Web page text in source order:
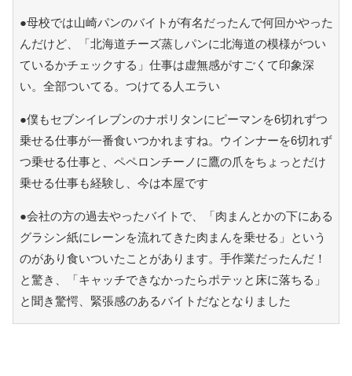
●母校では山崎パンのバイトが有名だったんで何回かやった
んだけど、「北海道チーズ蒸しパンに北海道の模様がつい
ているかチェックする」仕事は虚無感がすごくて印象深
い。全部ついてる。つけてる人エラい
●僕もセブンイレブンのナポリタンにピーマンを6切れずつ
乗せる仕事が一番食いつかれますね。ウインナーを6切れず
つ乗せる仕事と、ペペロンチーノに鷹の爪をちょっとだけ
乗せる仕事も経験し、今は本屋です
●会社の方の過去やったバイトで、「肉まんとかの下にある
グラシン紙にレーンを流れてきた肉まんを乗せる」という
のがあり食いついたことがあります。手作業だったんだ！
と驚き、「キャッチできなかったらポテッと床に落ちる」
と聞き驚愕、緊張感のあるバイトだなとなりました